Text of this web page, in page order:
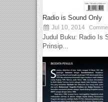
Radio is Sound Only
Jul 10, 2014
Judul Buku: Radio Is
Prinsip...